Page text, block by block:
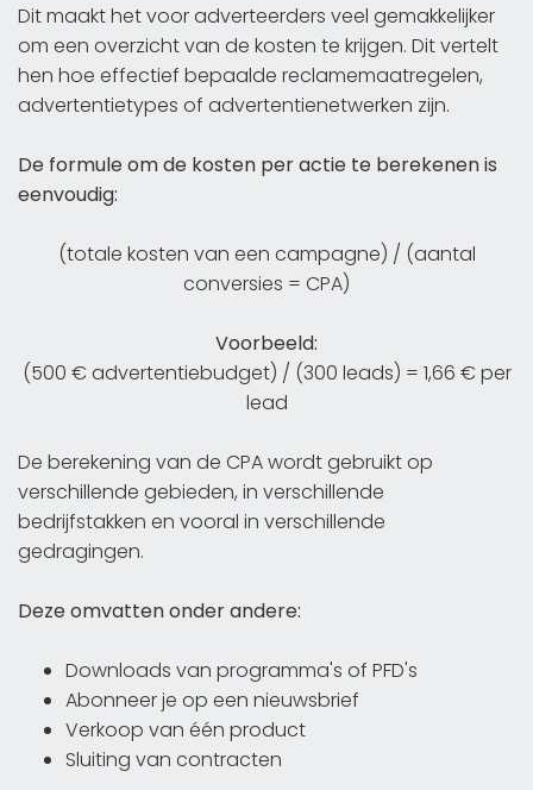
Dit maakt het voor adverteerders veel gemakkelijker
om een overzicht van de kosten te krijgen. Dit vertelt
hen hoe effectief bepaalde reclamemaatregelen,
advertentietypes of advertentienetwerken zijn.
De formule om de kosten per actie te berekenen is
eenvoudig:
(totale kosten van een campagne) / (aantal
conversies = CPA)
Voorbeeld:
(500 € advertentiebudget) / (300 leads) = 1,66 € per
lead
De berekening van de CPA wordt gebruikt op
verschillende gebieden, in verschillende
bedrijfstakken en vooral in verschillende
gedragingen.
Deze omvatten onder andere:
Downloads van programma's of PFD's
Abonneer je op een nieuwsbrief
Verkoop van één product
Sluiting van contracten